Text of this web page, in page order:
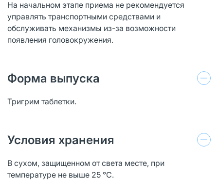
На начальном этапе приема не рекомендуется
управлять транспортными средствами и
обслуживать механизмы из-за возможности
появления головокружения.
Форма выпуска
Тригрим таблетки.
Условия хранения
В сухом, защищенном от света месте, при
температуре не выше 25 °C.